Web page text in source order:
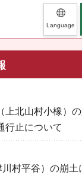
Language
上北山村小橡）
行止について
村平谷）の崩土